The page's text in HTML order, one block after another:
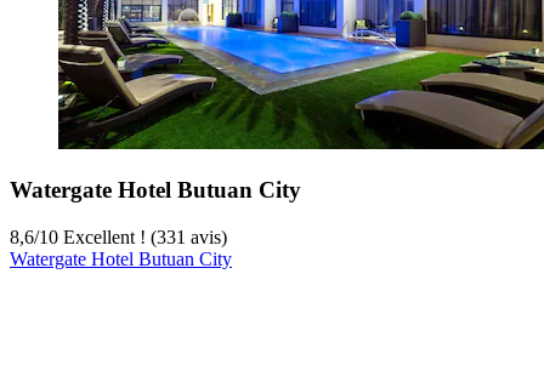
Watergate Hotel Butuan City
8,6/10 Excellent ! (331 avis)
Watergate Hotel Butuan City